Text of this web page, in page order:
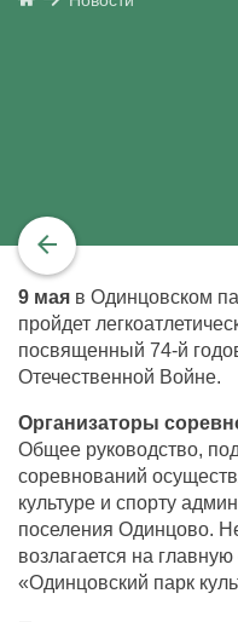
9 мая в Одинцовском
пройдет
посвященный 74-й
Отечественной Войне.
Организаторы
Общее руководство,
соревнований
культуре и спорту
поселения Одинцово.
возлагается на
«Одинцовский парк